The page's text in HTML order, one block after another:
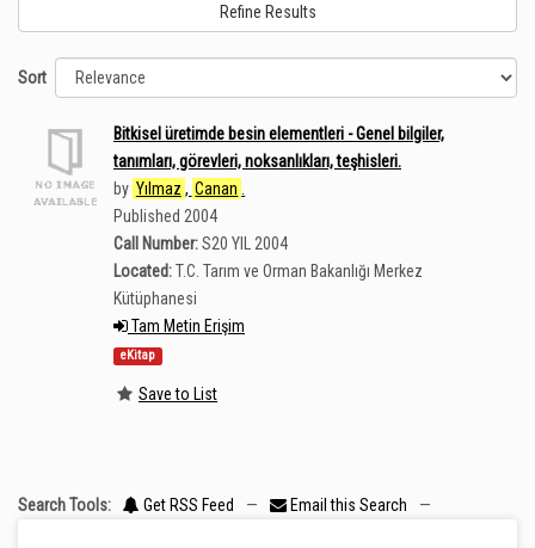
Refine Results
Sort
Bitkisel üretimde besin elementleri - Genel bilgiler,
tanımları, görevleri, noksanlıkları, teşhisleri.
by Yılmaz , Canan
Published 2004
Call Number:S20 YIL 2004
Located:T.C. Tarım ve Orman Bakanlığı Merkez
Kütüphanesi
Tam Metin Erişim
eKitap
Save to List
Search Tools: Get RSS Feed — Email this Search —